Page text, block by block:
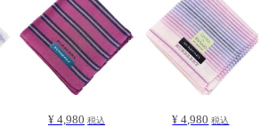
¥ 4,980 税込 ¥ 4,980 税込